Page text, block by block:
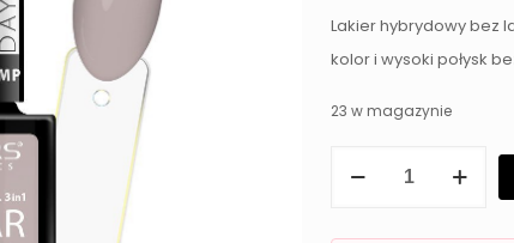
Lakier hybrydowy bez
kolor i wysoki połysk
23 w magazynie